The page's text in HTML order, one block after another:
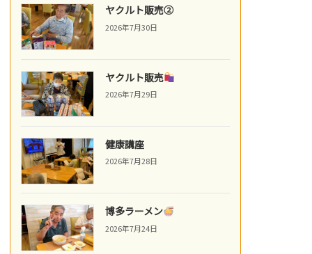
ヤクルト販売②
2026年7月30日
ヤクルト販売
2026年7月29日
健康講座
2026年7月28日
博多ラーメン
2026年7月24日